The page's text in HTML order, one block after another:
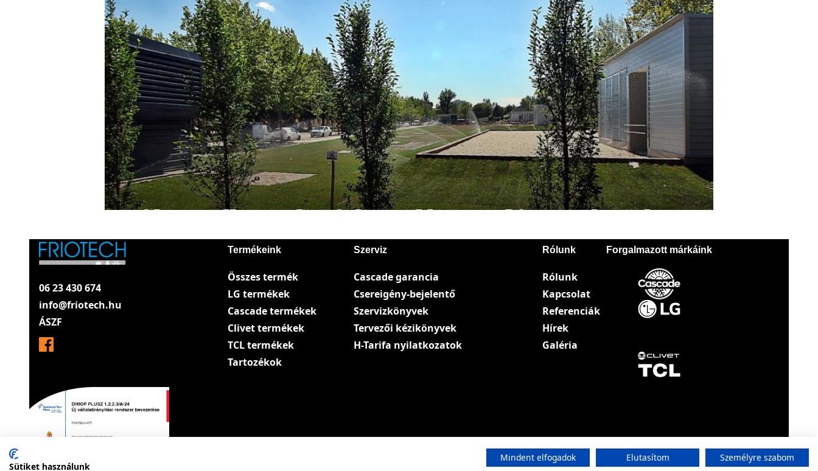
06 23 430 674
info@friotech.hu
ÁSZF
Termékeink
Összes termék
LG termékek
Cascade termékek
Clivet termékek
TCL termékek
Tartozékok
Szerviz
Cascade garancia
Csereigény-bejelentő
Szervizkönyvek
Tervezői kézikönyvek
H-Tarifa nyilatkozatok
Rólunk
Rólunk
Kapcsolat
Referenciák
Hírek
Galéria
Forgalmazott márkáink
Sütiket használunk
Mindent elfogadok Elutasítom Személyre szabom